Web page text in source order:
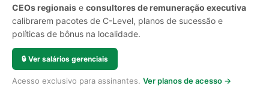
CEOs regionais e consultores de remuneração executiva
calibrarem pacotes de C-Level, planos de sucessão e
políticas de bônus na localidade.
🔒 Ver salários gerenciais
Acesso exclusivo para assinantes. Ver planos de acesso →